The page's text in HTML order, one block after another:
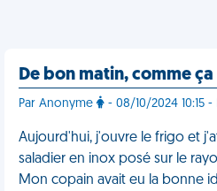
De bon matin, comme ça
Par Anonyme - 08/10/2024 10:15 -
Aujourd'hui, j'ouvre le frigo et
saladier en inox posé sur le
Mon copain avait eu la bonne